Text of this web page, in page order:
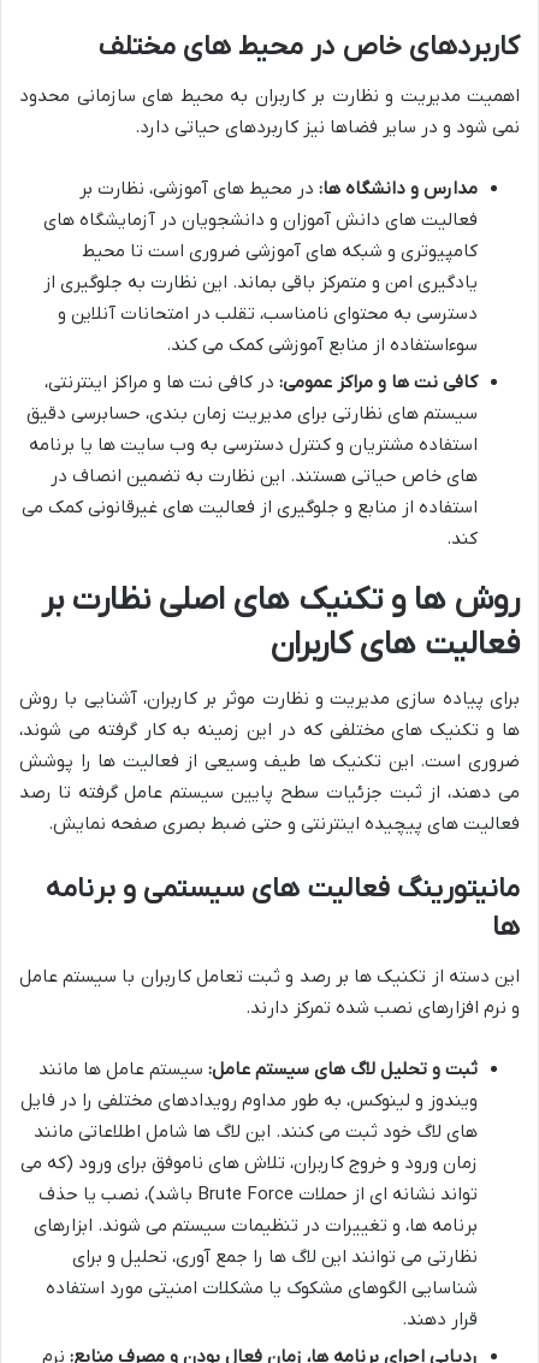
کاربردهای خاص در محیط های مختلف
اهمیت مدیریت و نظارت بر کاربران به محیط های سازمانی محدود
نمی شود و در سایر فضاها نیز کاربردهای حیاتی دارد.
مدارس و دانشگاه ها: در محیط های آموزشی، نظارت بر
فعالیت های دانش آموزان و دانشجویان در آزمایشگاه های
کامپیوتری و شبکه های آموزشی ضروری است تا محیط
یادگیری امن و متمرکز باقی بماند. این نظارت به جلوگیری از
دسترسی به محتوای نامناسب، تقلب در امتحانات آنلاین و
سوءاستفاده از منابع آموزشی کمک می کند.
کافی نت ها و مراکز عمومی: در کافی نت ها و مراکز اینترنتی،
سیستم های نظارتی برای مدیریت زمان بندی، حسابرسی دقیق
استفاده مشتریان و کنترل دسترسی به وب سایت ها یا برنامه
های خاص حیاتی هستند. این نظارت به تضمین انصاف در
استفاده از منابع و جلوگیری از فعالیت های غیرقانونی کمک می
کند.
روش ها و تکنیک های اصلی نظارت بر
فعالیت های کاربران
برای پیاده سازی مدیریت و نظارت موثر بر کاربران، آشنایی با روش
ها و تکنیک های مختلفی که در این زمینه به کار گرفته می شوند،
ضروری است. این تکنیک ها طیف وسیعی از فعالیت ها را پوشش
می دهند، از ثبت جزئیات سطح پایین سیستم عامل گرفته تا رصد
فعالیت های پیچیده اینترنتی و حتی ضبط بصری صفحه نمایش.
مانیتورینگ فعالیت های سیستمی و برنامه
ها
این دسته از تکنیک ها بر رصد و ثبت تعامل کاربران با سیستم عامل
و نرم افزارهای نصب شده تمرکز دارند.
ثبت و تحلیل لاگ های سیستم عامل: سیستم عامل ها مانند
ویندوز و لینوکس، به طور مداوم رویدادهای مختلفی را در فایل
های لاگ خود ثبت می کنند. این لاگ ها شامل اطلاعاتی مانند
زمان ورود و خروج کاربران، تلاش های ناموفق برای ورود (که می
تواند نشانه ای از حملات Brute Force باشد)، نصب یا حذف
برنامه ها، و تغییرات در تنظیمات سیستم می شوند. ابزارهای
نظارتی می توانند این لاگ ها را جمع آوری، تحلیل و برای
شناسایی الگوهای مشکوک یا مشکلات امنیتی مورد استفاده
قرار دهند.
ردیابی اجرای برنامه ها، زمان فعال بودن و مصرف منابع: نرم